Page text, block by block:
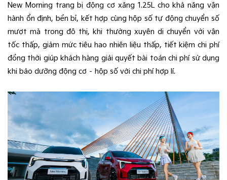
New Morning trang bị động cơ xăng 1.25L cho khả năng vận
hành ổn định, bền bỉ, kết hợp cùng hộp số tự động chuyển số
mượt mà trong đô thị, khi thường xuyên di chuyển với vận
tốc thấp, giảm mức tiêu hao nhiên liệu thấp, tiết kiệm chi phí
đồng thời giúp khách hàng giải quyết bài toán chi phí sử dụng
khi bảo dưỡng động cơ – hộp số với chi phí hợp lí.